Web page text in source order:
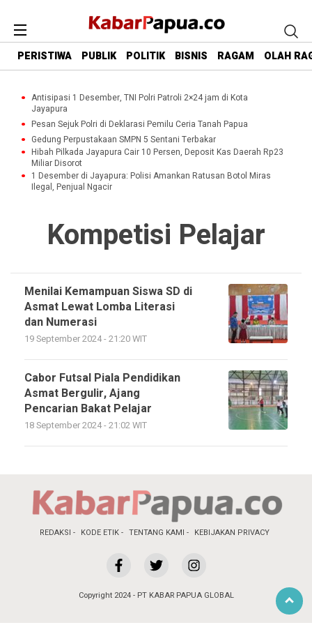
PERISTIWA PUBLIK POLITIK BISNIS RAGAM OLAH
Antisipasi 1 Desember, TNI Polri Patroli 2×24 jam di Kota
Jayapura
Pesan Sejuk Polri di Deklarasi Pemilu Ceria Tanah Papua
Gedung Perpustakaan SMPN 5 Sentani Terbakar
Hibah Pilkada Jayapura Cair 10 Persen, Deposit Kas Daerah Rp23
Miliar Disorot
1 Desember di Jayapura: Polisi Amankan Ratusan Botol Miras
Ilegal, Penjual Ngacir
Kompetisi Pelajar
Menilai Kemampuan Siswa SD di
Asmat Lewat Lomba Literasi
dan Numerasi
19 September 2024 - 21:20 WIT
Cabor Futsal Piala Pendidikan
Asmat Bergulir, Ajang
Pencarian Bakat Pelajar
18 September 2024 - 21:02 WIT
REDAKSI KODE ETIK TENTANG KAMI KEBIJAKAN PRIVACY
Copyright 2024 - PT KABAR PAPUA GLOBAL